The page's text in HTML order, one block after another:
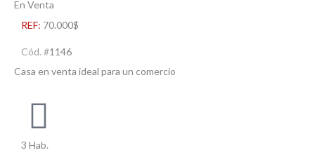
En Venta
REF: 70.000$
Cód. #1146
Casa en venta ideal para un comercio
3 Hab.